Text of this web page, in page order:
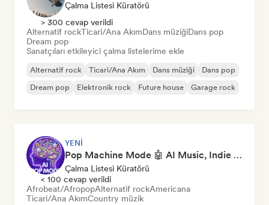
Çalma Listesi Küratörü
> 300 cevap verildi
Alternatif rockTicari/Ana AkımDans müziğiDans pop
Dream pop
Sanatçıları etkileyici çalma listelerime ekle
Alternatif rock Ticari/Ana Akım Dans müziği
Dans pop
Dream pop
Elektronik rock Future house Garage rock
YENI
Pop Machine Mode 🤖 AI Music, Indie Pop & Dream Pop
Çalma Listesi Küratörü
< 100 cevap verildi
Afrobeat/AfropopAlternatif rockAmericana
Ticari/Ana AkımCountry müzik